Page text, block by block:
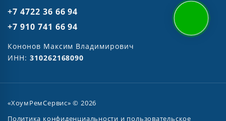
+7 4722 36 66 94
+7 910 741 66 94
Кононов Максим Владимирович
ИНН: 310262168090
«ХоумРемСервис» © 2026
Политика конфиденциальности и пользовательское